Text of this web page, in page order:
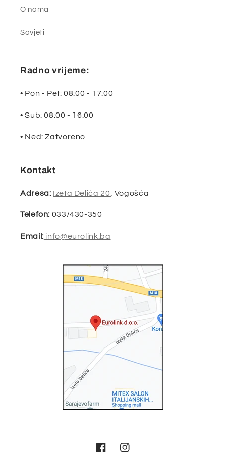
O nama
Savjeti
Radno vrijeme:
• Pon - Pet: 08:00 - 17:00
• Sub: 08:00 - 16:00
• Ned: Zatvoreno
Kontakt
Adresa: Izeta Delića 20 , Vogošća
Telefon: 033/430-350
Email: info@eurolink.ba